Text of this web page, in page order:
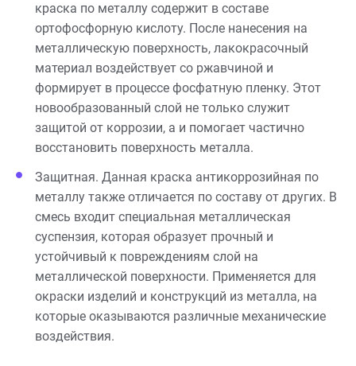
краска по металлу содержит в составе
ортофосфорную кислоту. После нанесения на
металлическую поверхность, лакокрасочный
материал воздействует со ржавчиной и
формирует в процессе фосфатную пленку. Этот
новообразованный слой не только служит
защитой от коррозии, а и помогает частично
восстановить поверхность металла.
Защитная. Данная краска антикоррозийная по
металлу также отличается по составу от других. В
смесь входит специальная металлическая
суспензия, которая образует прочный и
устойчивый к повреждениям слой на
металлической поверхности. Применяется для
окраски изделий и конструкций из металла, на
которые оказываются различные механические
воздействия.